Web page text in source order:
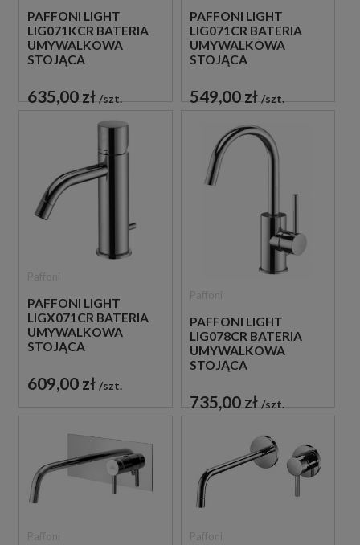
PAFFONI LIGHT
LIG071KCR BATERIA
UMYWALKOWA
STOJĄCA
CHROM
635,00 zł szt.
PAFFONI LIGHT
LIG071CR BATERIA
UMYWALKOWA
STOJĄCA
CHROM
549,00 zł szt.
PAFFONI LIGHT
LIGX071CR BATERIA
UMYWALKOWA
STOJĄCA
CHROM
609,00 zł szt.
PAFFONI LIGHT
LIG078CR BATERIA
UMYWALKOWA
STOJĄCA
CHROM
735,00 zł szt.